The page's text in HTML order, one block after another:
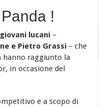
!
lucani –
e Pietro Grassi – che
hanno raggiunto la
in occasione del
e a scopo di